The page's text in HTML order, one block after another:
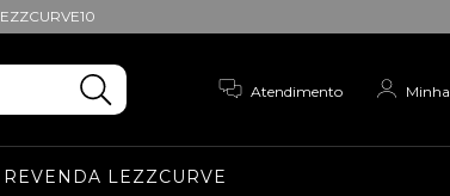
Atendimento
REVENDA LEZZCURVE